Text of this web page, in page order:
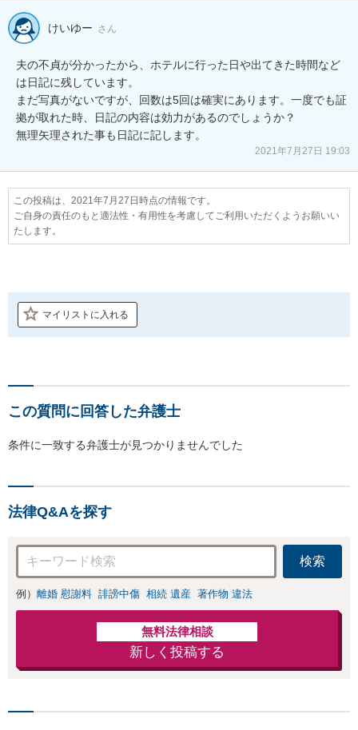
けいゆー さん
夫の不貞が分かったから、ホテルに行った日や出てきた時間など
は日記に残しています。
まだ写真がないですが、回数は5回は確実にあります。一度でも証
拠が取れた時、日記の内容は効力があるのでしょうか？
無理矢理された事も日記に記します。
2021年7月27日 19:03
この投稿は、2021年7月27日時点の情報です。
ご自身の責任のもと適法性・有用性を考慮してご利用いただくようお願いい
たします。
マイリストに入れる
この質問に回答した弁護士
条件に一致する弁護士が見つかりませんでした
法律Q&Aを探す
検索
例） 離婚 慰謝料 誹謗中傷 相続 遺産 著作物 違法
無料法律相談
新しく投稿する